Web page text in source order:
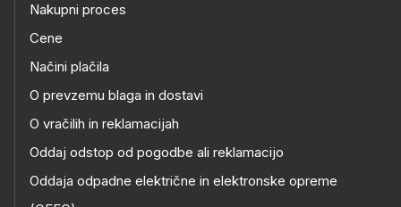
Nakupni proces
Cene
Načini plačila
O prevzemu blaga in dostavi
O vračilih in reklamacijah
Oddaj odstop od pogodbe ali reklamacijo
Oddaja odpadne električne in elektronske opreme